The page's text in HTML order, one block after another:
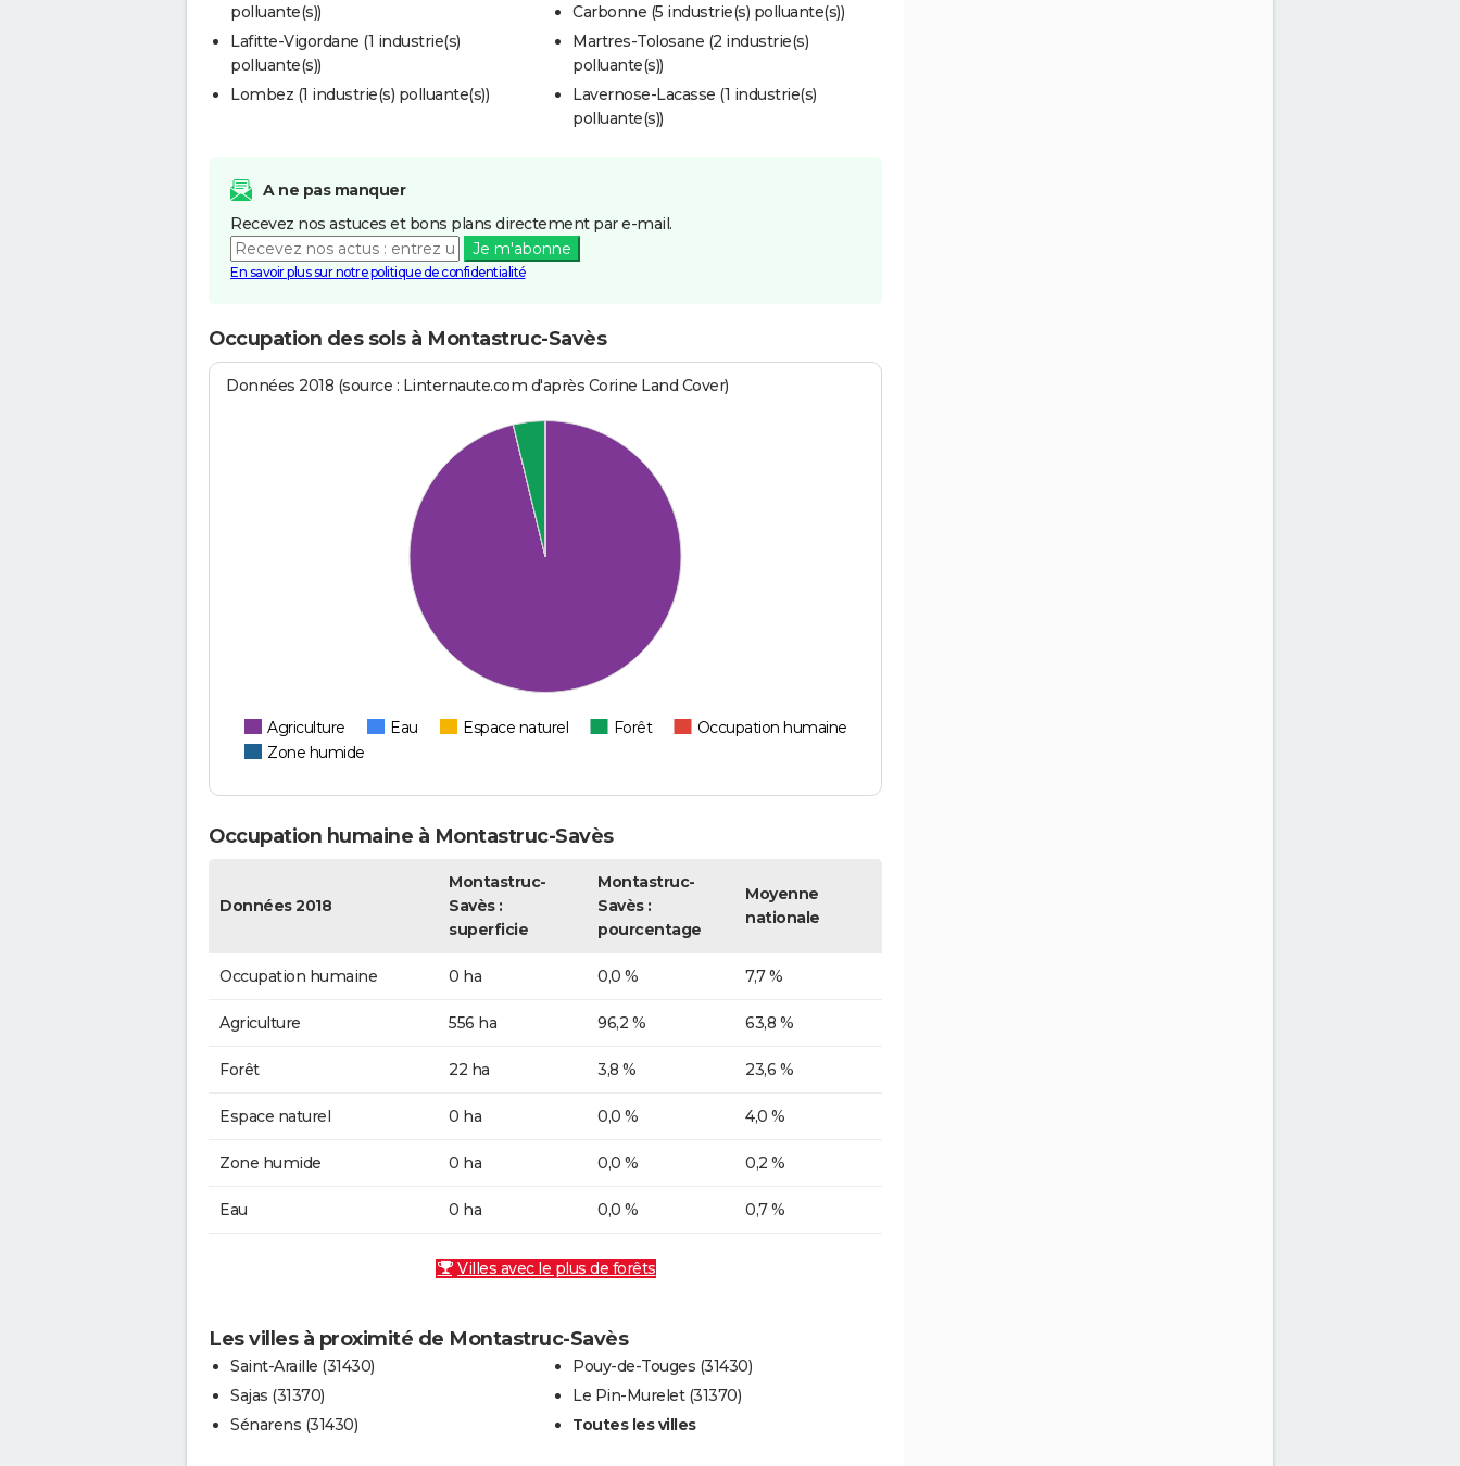
polluante(s))
Lafitte-Vigordane (1 industrie(s)
polluante(s))
Lombez (1 industrie(s) polluante(s))
Carbonne (5 industrie(s) polluante(s))
Martres-Tolosane (2 industrie(s)
polluante(s))
Lavernose-Lacasse (1 industrie(s)
polluante(s))
A ne pas manquer
Recevez nos astuces et bons plans directement par e-mail.
Je m'abonne
En savoir plus sur notre politique de confidentialité
Occupation des sols à Montastruc-Savès
Données 2018 (source : Linternaute.com d'après Corine Land Cover)
Agriculture Eau Espace naturel Forêt
Occupation humaine
Zone humide
Occupation humaine à Montastruc-Savès
Données 2018
Montastruc-
Savès :
superficie
Montastruc-
Savès :
pourcentage
Moyenne
nationale
Occupation humaine 0 ha 0,0 % 7,7 %
Agriculture 556 ha 96,2 % 63,8 %
Forêt 22 ha 3,8 % 23,6 %
Espace naturel 0 ha 0,0 % 4,0 %
Zone humide 0 ha 0,0 % 0,2 %
Eau 0 ha 0,0 % 0,7 %
Villes avec le plus de forêts
Les villes à proximité de Montastruc-Savès
Saint-Araille (31430)
Sajas (31370)
Sénarens (31430)
Pouy-de-Touges (31430)
Le Pin-Murelet (31370)
Toutes les villes